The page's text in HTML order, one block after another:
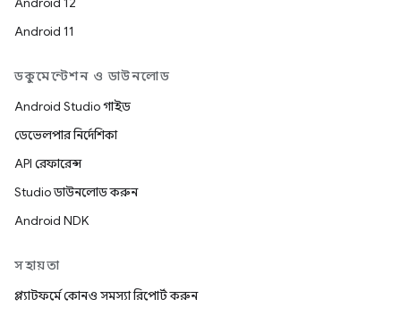
Android 11
ডকুমেন্টেশন ও ডাউনলোড
Android Studio গাইড
ডেভেলপার নির্দেশিকা
API রেফারেন্স
Studio ডাউনলোড করুন
Android NDK
সহায়তা
প্ল্যাটফর্মে কোনও সমস্যা রিপোর্ট করুন